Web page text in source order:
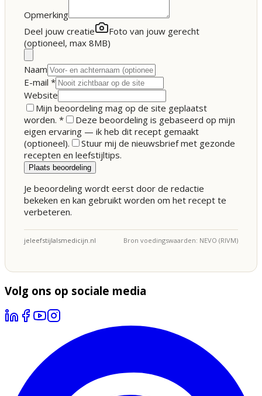
Opmerking
Deel jouw creatie
Foto van jouw gerecht
(optioneel, max 8MB)
Naam
E-mail *
Website
Mijn beoordeling mag op de site geplaatst
worden. *
Deze beoordeling is gebaseerd op mijn
eigen ervaring — ik heb dit recept gemaakt
(optioneel).
Stuur mij de nieuwsbrief met gezonde
recepten en leefstijltips.
Plaats beoordeling
Je beoordeling wordt eerst door de redactie
bekeken en kan gebruikt worden om het recept te
verbeteren.
jeleefstijlalsmedicijn.nl Bron voedingswaarden: NEVO (RIVM)
Volg ons op sociale media